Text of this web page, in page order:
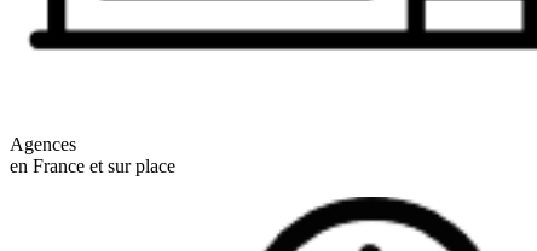
Agences
en France et sur place